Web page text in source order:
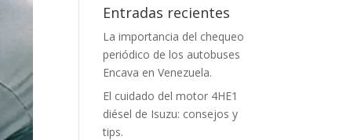
Entradas recientes
La importancia del chequeo
periódico de los autobuses
Encava en Venezuela.
El cuidado del motor 4HE1
diésel de Isuzu: consejos y
tips.